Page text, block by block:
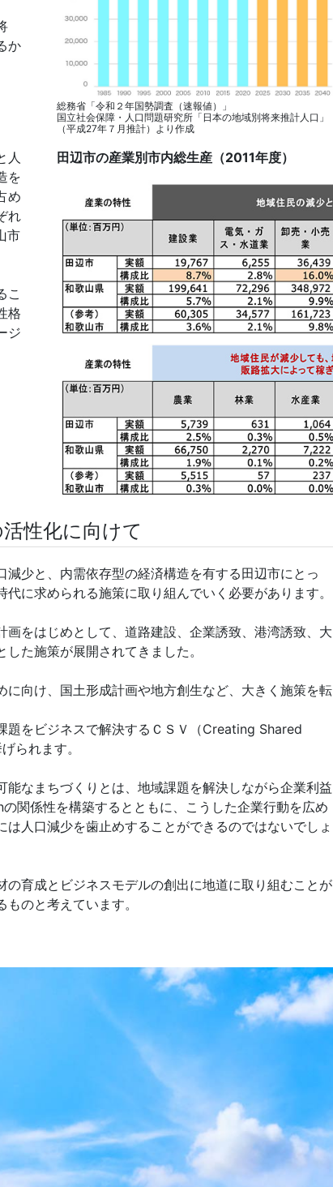
か
総務省「令和２年国勢調査（速報値）」
国立社会保障・人口問題研究所「日本の地域別将来推計人口」
（平成27年７月推計）より作成
人
を
め
れ
市
こ
格
ジ
田辺市の産業別市内総生産（2011年度）
性化に向けて
少と、内需依存型の経済構造を有する田辺市にとっ
に求められる施策に取り組んでいく必要があります。
をはじめとして、道路建設、企業誘致、港湾誘致、大
た施策が展開されてきました。
に向け、国土形成計画や地方創生など、大きく施策を転
題をビジネスで解決するＣＳＶ（Creating Shared
られます。
なまちづくりとは、地域課題を解決しながら企業利益
関係性を構築するとともに、こうした企業行動を広め
人口減少を歯止めすることができるのではないでしょ
育成とビジネスモデルの創出に地道に取り組むことが
のと考えています。